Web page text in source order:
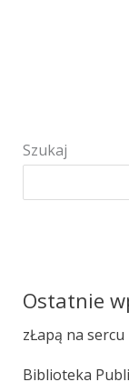
Szukaj
Ostatnie
zŁapą na sercu
Biblioteka